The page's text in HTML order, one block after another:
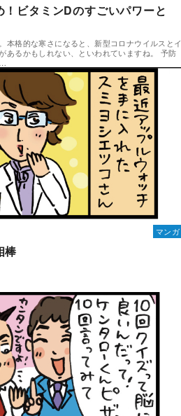
！ビタミンDのすごいパワーと
本格的な寒さになると、新型コロナウイルスとイ
あるかもしれない、といわれていますね。 予防
マンガ
棒